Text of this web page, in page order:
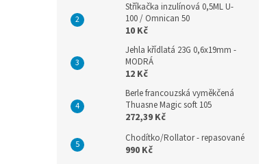
Stříkačka inzulínová 0,5ML U-
100 / Omnican 50
10 Kč
Jehla křídlatá 23G 0,6x19mm -
MODRÁ
12 Kč
Berle francouzská vyměkčená
Thuasne Magic soft 105
272,39 Kč
Chodítko/Rollator - repasované
990 Kč